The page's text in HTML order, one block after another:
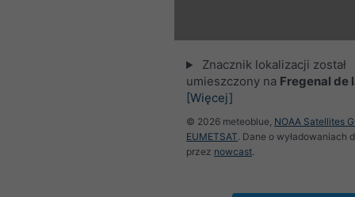
Znacznik lokalizacji został
umieszczony na Fregenal de
[Więcej]
© 2026 meteoblue, NOAA Satellites
EUMETSAT. Dane o wyładowaniach
przez nowcast.